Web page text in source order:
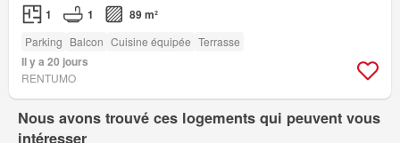
1 1 89 m²
Parking Balcon Cuisine équipée Terrasse
Il y a 20 jours
RENTUMO
Nous avons trouvé ces logements qui peuvent vous
intéresser